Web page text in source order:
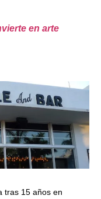
en arte
tras 15 años en